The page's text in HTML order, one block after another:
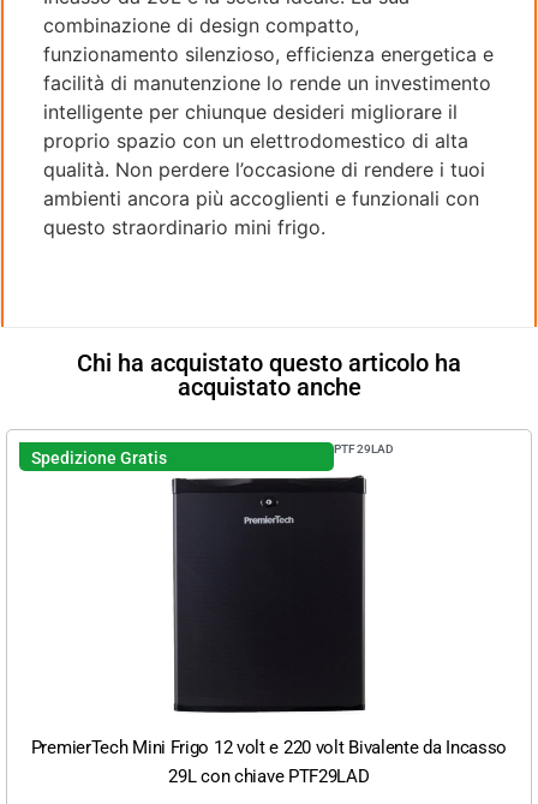
combinazione di design compatto,
funzionamento silenzioso, efficienza energetica e
facilità di manutenzione lo rende un investimento
intelligente per chiunque desideri migliorare il
proprio spazio con un elettrodomestico di alta
qualità. Non perdere l’occasione di rendere i tuoi
ambienti ancora più accoglienti e funzionali con
questo straordinario mini frigo.
Chi ha acquistato questo articolo ha
acquistato anche
Spedizione Gratis PTF29LAD
PremierTech Mini Frigo 12 volt e 220 volt Bivalente da Incasso
29L con chiave PTF29LAD